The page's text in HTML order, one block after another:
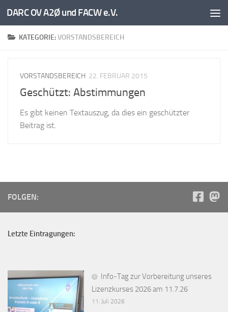
Unter dem Inhalt
DARC OV A2Ø und FACW e.V.
KATEGORIE:VORSTANDSBEREICH
VORSTANDSBEREICH 22. FEBRUAR 2015
Geschützt: Abstimmungen
Es gibt keinen Textauszug, da dies ein geschützter
Beitrag ist.
FOLGEN:
Letzte Eintragungen:
Info-Tag zur Vorbereitung unseres
Lizenzkurses 2026 am 11.7.26
11. Juli 2026